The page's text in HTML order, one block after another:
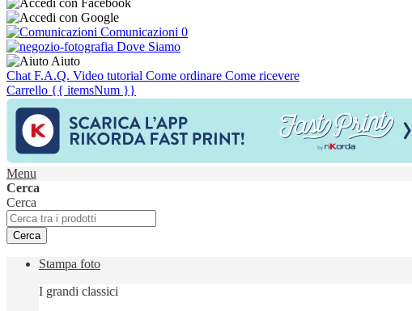
Comunicazioni 0
Dove Siamo
Aiuto
Chat F.A.Q. Video tutorial Come ordinare Come ricevere
Carrello {{ itemsNum }}
Menu
Cerca
Cerca
Cerca
Stampa foto
I grandi classici